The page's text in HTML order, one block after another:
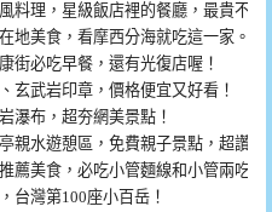
料理，星級飯店裡的餐廳，最貴不到
地美食，看摩西分海就吃這一家。推
街必吃早餐，還有光復店喔！
玄武岩印章，價格便宜又好看！
瀑布，超夯網美景點！
親水遊憩區，免費親子景點，超讚共
薦美食，必吃小管麵線和小管兩吃！
台灣第100座小百岳！